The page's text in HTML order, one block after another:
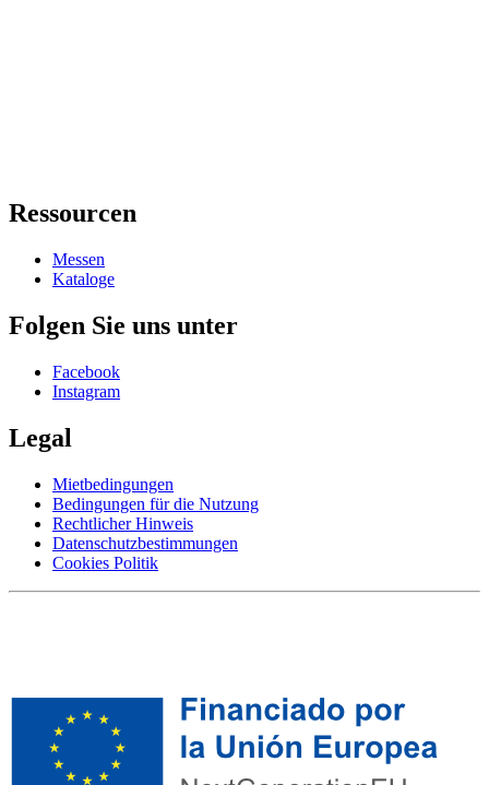
Ressourcen
Messen
Kataloge
Folgen Sie uns unter
Facebook
Instagram
Legal
Mietbedingungen
Bedingungen für die Nutzung
Rechtlicher Hinweis
Datenschutzbestimmungen
Cookies Politik